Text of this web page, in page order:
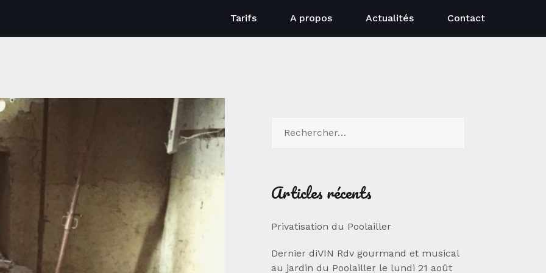
Tarifs A propos Actualités Contact
Articles récents
Privatisation du Poolailler
Dernier diVIN Rdv gourmand et musical
au jardin du Poolailler le lundi 21 août